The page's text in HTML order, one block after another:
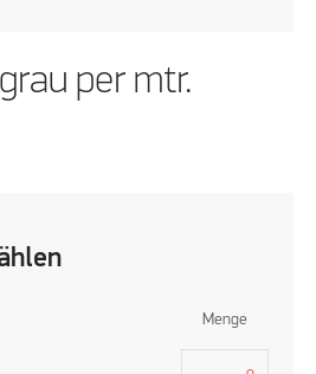
per mtr.
Menge